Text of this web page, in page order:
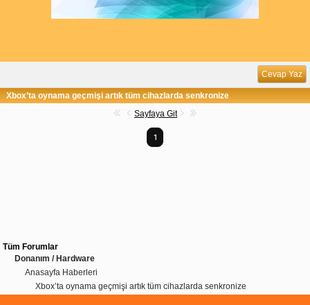
Cevap Yaz
Xbox’ta oynama geçmişi artık tüm cihazlarda senkronize
Sayfaya Git
1
Tüm Forumlar
Donanım / Hardware
Anasayfa Haberleri
Xbox’ta oynama geçmişi artık tüm cihazlarda senkronize